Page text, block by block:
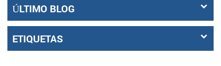
ÚLTIMO BLOG
ETIQUETAS